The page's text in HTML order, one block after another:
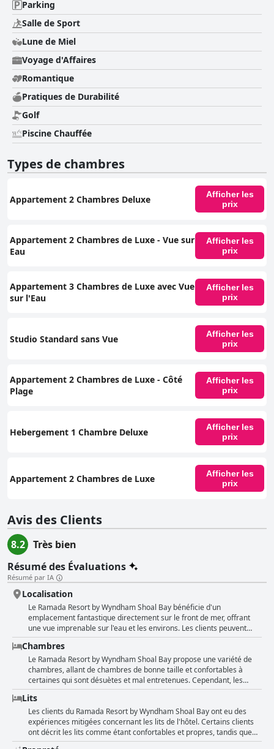
Parking
Salle de Sport
Lune de Miel
Voyage d'Affaires
Romantique
Pratiques de Durabilité
Golf
Piscine Chauffée
Types de chambres
Appartement 2 Chambres Deluxe
Afficher les
prix
Appartement 2 Chambres de Luxe - Vue sur
Eau
Afficher les
prix
Appartement 3 Chambres de Luxe avec Vue
sur l'Eau
Afficher les
prix
Studio Standard sans Vue
Afficher les
prix
Appartement 2 Chambres de Luxe - Côté
Plage
Afficher les
prix
Hebergement 1 Chambre Deluxe
Afficher les
prix
Appartement 2 Chambres de Luxe
Afficher les
prix
Avis des Clients
8.2
Très bien
Résumé des Évaluations
Résumé par IA
Localisation
Le Ramada Resort by Wyndham Shoal Bay bénéficie d'un
emplacement fantastique directement sur le front de mer, offrant
une vue imprenable sur l'eau et les environs. Les clients peuvent
profiter d'un accès facile aux restaurants locaux, aux cafés et au
Country Club, ce qui en fait un endroit idéal pour des vacances en
famille ou une escapade romantique. Les installations de la piscine
du complexe et sa proximité avec la plage en font un séjour relaxant
et confortable avec de nombreuses possibilités de promenades
dans la nature et d'exploration de la région. Les visiteurs ont
apprécié le personnel serviable et amical ainsi que les
appartements bien équipés qui avaient tout ce dont ils avaient
besoin. Certains clients ont noté que l'hôtel pourrait améliorer sa
propreté et sa préparation pour les réservations, mais dans
l'ensemble, l'emplacement et les installations étaient imbattables.
Chambres
Le Ramada Resort by Wyndham Shoal Bay propose une variété de
chambres, allant de chambres de bonne taille et confortables à
certaines qui sont désuètes et mal entretenues. Cependant, les
chambres sont généralement propres et spacieuses, certaines
offrant des vues imprenables et un accès au balcon. Certaines
chambres, en particulier les appartements, sont magnifiquement
présentées avec un mobilier moderne et des équipements bien
aménagés. Il y a aussi des chambres patrimoniales avec vue sur la
plage. Cependant, certains clients ont mentionné que les chambres
Lits
Les clients du Ramada Resort by Wyndham Shoal Bay ont eu des
expériences mitigées concernant les lits de l'hôtel. Certains clients
ont décrit les lits comme étant confortables et propres, tandis que
d'autres les ont trouvés inconfortables et nécessitant d'être